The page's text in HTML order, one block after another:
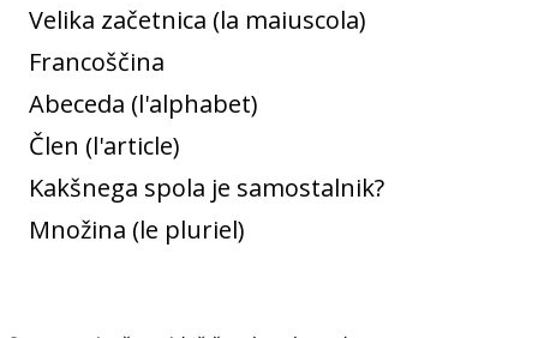
Velika začetnica (la maiuscola)
Francoščina
Abeceda (l'alphabet)
Člen (l'article)
Kakšnega spola je samostalnik?
Množina (le pluriel)